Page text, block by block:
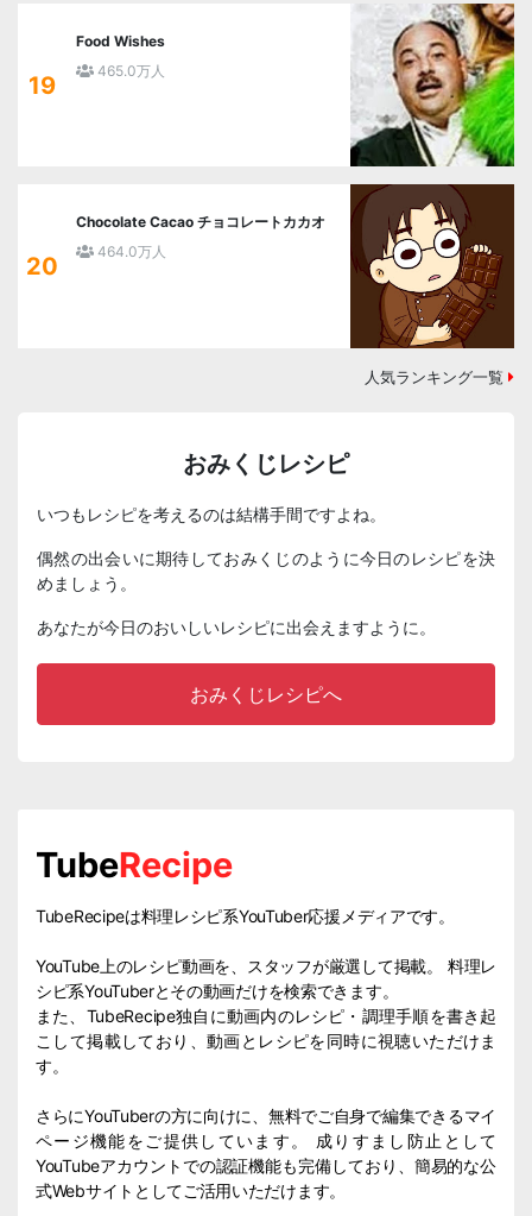
19
Food Wishes
465.0万人
20
Chocolate Cacao チョコレートカカオ
464.0万人
人気ランキング一覧
おみくじレシピ
いつもレシピを考えるのは結構手間ですよね。
偶然の出会いに期待しておみくじのように今日のレシピを決
めましょう。
あなたが今日のおいしいレシピに出会えますように。
おみくじレシピへ
TubeRecipe
TubeRecipeは料理レシピ系YouTuber応援メディアです。
YouTube上のレシピ動画を、スタッフが厳選して掲載。 料理レ
シピ系YouTuberとその動画だけを検索できます。
また、TubeRecipe独自に動画内のレシピ・調理手順を書き起
こして掲載しており、動画とレシピを同時に視聴いただけま
す。
さらにYouTuberの方に向けに、無料でご自身で編集できるマイ
ページ機能をご提供しています。 成りすまし防止として
YouTubeアカウントでの認証機能も完備しており、簡易的な公
式Webサイトとしてご活用いただけます。